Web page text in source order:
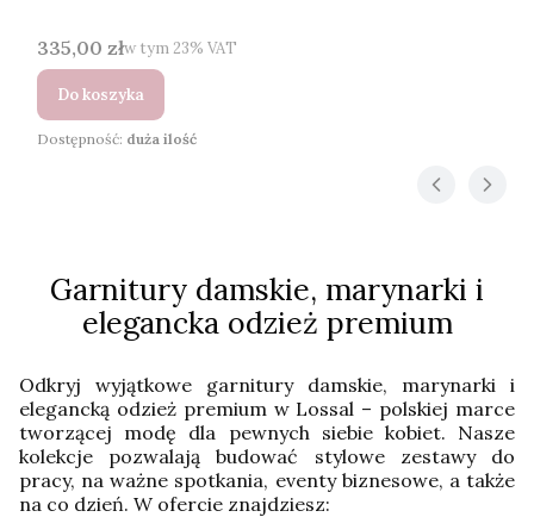
Cena brutto
335,00 złw tym %s VAT
w tym 23% VAT
Do koszyka
Dostępność: duża ilość
Garnitury damskie, marynarki i
elegancka odzież premium
Odkryj wyjątkowe garnitury damskie, marynarki i
elegancką odzież premium w Lossal – polskiej marce
tworzącej modę dla pewnych siebie kobiet. Nasze
kolekcje pozwalają budować stylowe zestawy do
pracy, na ważne spotkania, eventy biznesowe, a także
na co dzień. W ofercie znajdziesz: